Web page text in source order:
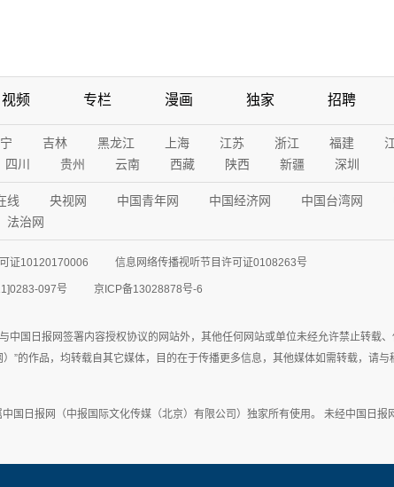
视频 专栏 漫画 独家 招聘
吉林 黑龙江 上海 江苏 浙江 福建
四川 贵州 云南 西藏 陕西 新疆 深圳
线 央视网 中国青年网 中国经济网 中国台湾网
法治网
证10120170006 信息网络传播视听节目许可证0108263号
097号 京ICP备13028878号-6
中国日报网签署内容授权协议的网站外，其他任何网站或单位未经允许禁止转载
”的作品，均转载自其它媒体，目的在于传播更多信息，其他媒体如需转载，请
国日报网（中报国际文化传媒（北京）有限公司）独家所有使用。 未经中国日报